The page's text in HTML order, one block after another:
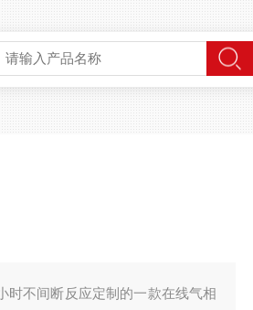
时不间断反应定制的一款在线气相